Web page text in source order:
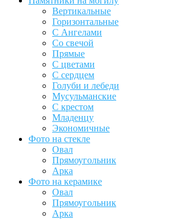
Вертикальные
Горизонтальные
С Ангелами
Со свечой
Прямые
С цветами
С сердцем
Голуби и лебеди
Мусульманские
С крестом
Младенцу
Экономичные
Фото на стекле
Овал
Прямоугольник
Арка
Фото на керамике
Овал
Прямоугольник
Арка